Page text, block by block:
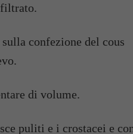
filtrato.
di volume.